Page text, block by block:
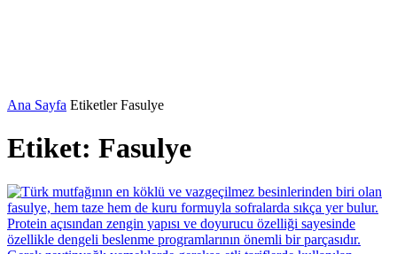
Ana Sayfa Etiketler Fasulye
Etiket: Fasulye